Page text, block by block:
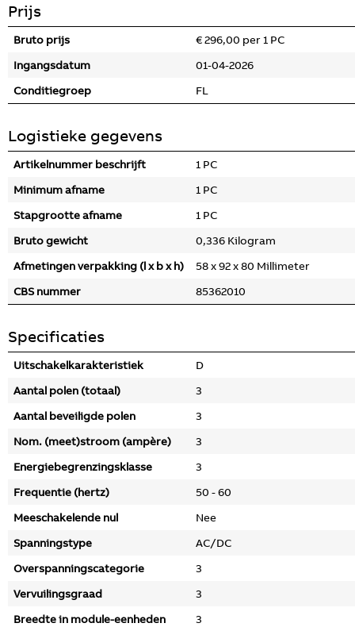
Prijs
Bruto prijs
€ 296,00 per 1 PC
Ingangsdatum
01-04-2026
Conditiegroep
FL
Logistieke gegevens
Artikelnummer beschrijft
1 PC
Minimum afname
1 PC
Stapgrootte afname
1 PC
Bruto gewicht
0,336 Kilogram
Afmetingen verpakking (l x b x h)
58 x 92 x 80 Millimeter
CBS nummer
85362010
Specificaties
Uitschakelkarakteristiek
D
Aantal polen (totaal)
3
Aantal beveiligde polen
3
Nom. (meet)stroom (ampère)
3
Energiebegrenzingsklasse
3
Frequentie (hertz)
50 - 60
Meeschakelende nul
Nee
Spanningstype
AC/DC
Overspanningscategorie
3
Vervuilingsgraad
3
Breedte in module-eenheden
3